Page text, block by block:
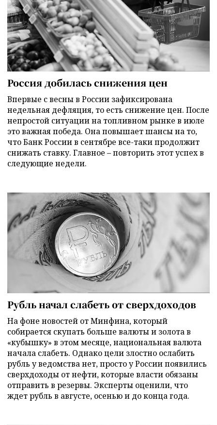
Россия добилась снижения цен
Впервые с весны в России зафиксирована
недельная дефляция, то есть снижение цен. После
непростой ситуации на топливном рынке в июле
это важная победа. Она повышает шансы на то,
что Банк России в сентябре все-таки продолжит
снижать ставку. Главное – повторить этот успех в
следующие недели.
Рубль начал слабеть от сверхдоходов
На фоне новостей от Минфина, который
собирается скупать больше валюты и золота в
«кубышку» в этом месяце, национальная валюта
начала слабеть. Однако цели злостно ослабить
рубль у ведомства нет, просто у России появились
сверхдоходы от нефти, которые власти обязаны
отправить в резервы. Эксперты оценили, что
ждет рубль в августе, осенью и до конца года.